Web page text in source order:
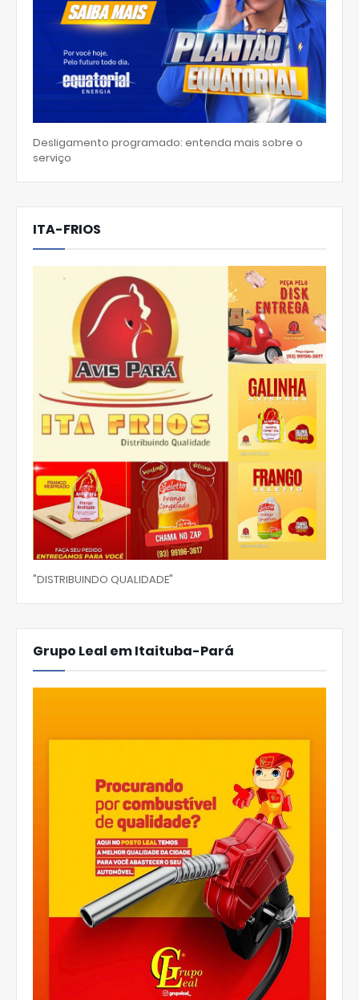
Desligamento programado: entenda mais sobre o
serviço
ITA-FRIOS
"DISTRIBUINDO QUALIDADE"
Grupo Leal em Itaituba-Pará